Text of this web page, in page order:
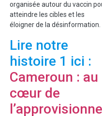
organisée autour du vaccin
atteindre les cibles et les
éloigner de la désinformation.
Lire notre
histoire 1 ici :
Cameroun : au
cœur de